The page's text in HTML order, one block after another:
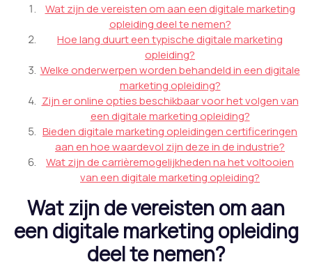
Wat zijn de vereisten om aan een digitale marketing
opleiding deel te nemen?
Hoe lang duurt een typische digitale marketing
opleiding?
Welke onderwerpen worden behandeld in een digitale
marketing opleiding?
Zijn er online opties beschikbaar voor het volgen van
een digitale marketing opleiding?
Bieden digitale marketing opleidingen certificeringen
aan en hoe waardevol zijn deze in de industrie?
Wat zijn de carrièremogelijkheden na het voltooien
van een digitale marketing opleiding?
Wat zijn de vereisten om aan
een digitale marketing opleiding
deel te nemen?